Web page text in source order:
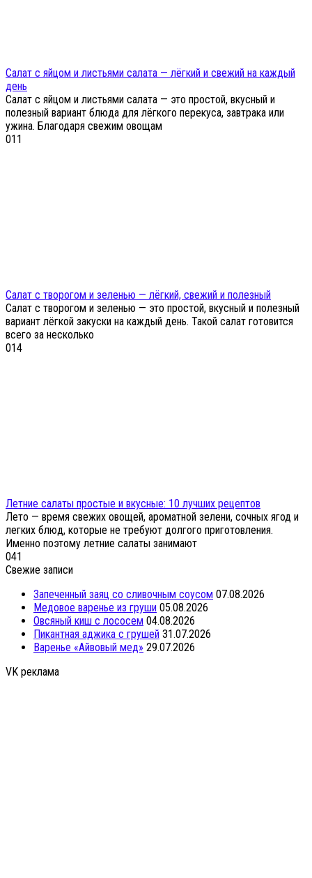
Салат с яйцом и листьями салата — лёгкий и свежий на каждый
день
Салат с яйцом и листьями салата — это простой, вкусный и
полезный вариант блюда для лёгкого перекуса, завтрака или
ужина. Благодаря свежим овощам
011
Салат с творогом и зеленью — лёгкий, свежий и полезный
Салат с творогом и зеленью — это простой, вкусный и полезный
вариант лёгкой закуски на каждый день. Такой салат готовится
всего за несколько
014
Летние салаты простые и вкусные: 10 лучших рецептов
Лето — время свежих овощей, ароматной зелени, сочных ягод и
легких блюд, которые не требуют долгого приготовления.
Именно поэтому летние салаты занимают
041
Свежие записи
Запеченный заяц со сливочным соусом 07.08.2026
Медовое варенье из груши 05.08.2026
Овсяный киш с лососем 04.08.2026
Пикантная аджика с грушей 31.07.2026
Варенье «Айвовый мед» 29.07.2026
VK реклама